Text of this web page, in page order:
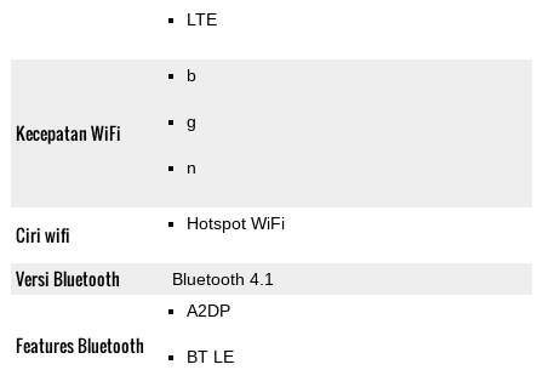
LTE
Kecepatan WiFi
b
g
n
Ciri wifi Hotspot WiFi
Versi Bluetooth Bluetooth 4.1
Features Bluetooth
A2DP
BT LE